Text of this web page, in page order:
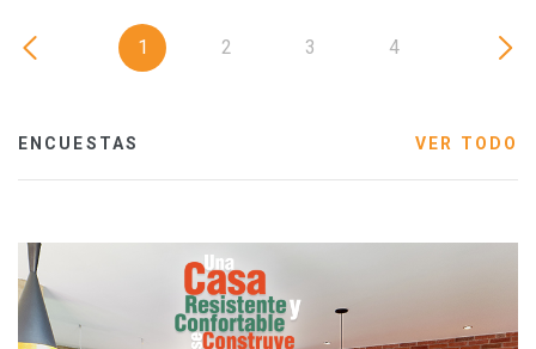
1 2 3 4
ENCUESTAS VER TODO